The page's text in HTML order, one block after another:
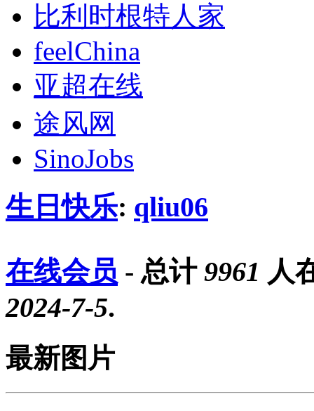
比利时根特人家
feelChina
亚超在线
途风网
SinoJobs
生日快乐: qliu06
在线会员 - 总计 9961 人
2024-7-5.
最新图片